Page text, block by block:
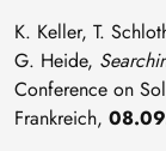
K. Keller, T.
G. Heide,
Conference on
Frankreich,